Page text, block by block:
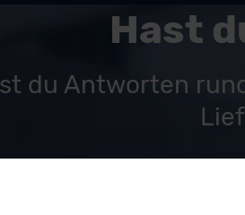
Hast
du Antworten